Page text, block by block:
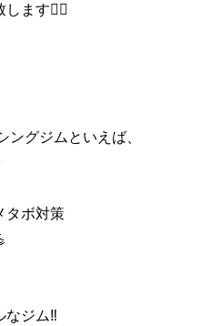
ます🙇‍♂️
ングジムといえば、
タボ対策
なジム‼